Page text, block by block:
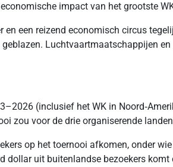
impact van het grootste
en een reizend economisch circus
Luchtvaartmaatschappijen
(inclusief het WK in
zou voor de drie organiserende
op het toernooi afkomen, onder
uit buitenlandse bezoekers